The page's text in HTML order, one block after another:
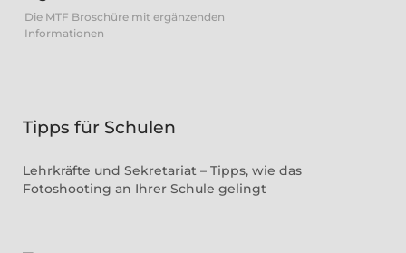
Die MTF Broschüre mit ergänzenden
Informationen
Tipps für Schulen
Lehrkräfte und Sekretariat – Tipps, wie das
Fotoshooting an Ihrer Schule gelingt